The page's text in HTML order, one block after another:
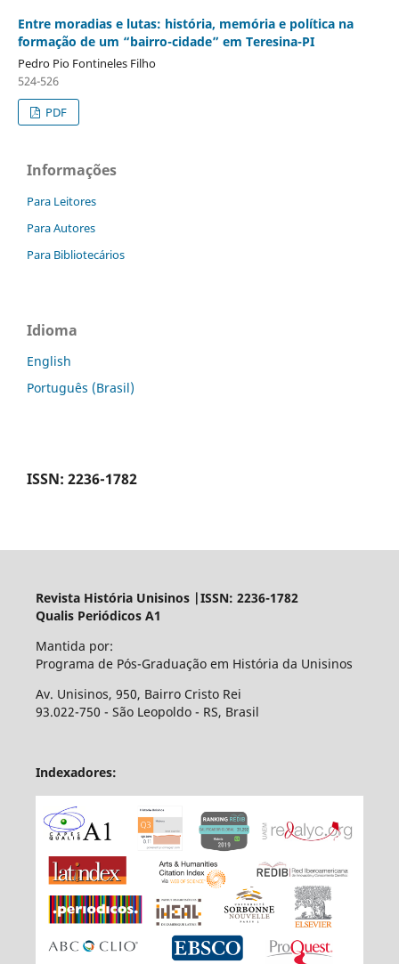
Entre moradias e lutas: história, memória e política na
formação de um “bairro-cidade” em Teresina-PI
Pedro Pio Fontineles Filho
524-526
PDF
Informações
Para Leitores
Para Autores
Para Bibliotecários
Idioma
English
Português (Brasil)
ISSN: 2236-1782
Revista História Unisinos |ISSN: 2236-1782
Qualis Periódicos A1
Mantida por:
Programa de Pós-Graduação em História da Unisinos
Av. Unisinos, 950, Bairro Cristo Rei
93.022-750 - São Leopoldo - RS, Brasil
Indexadores: